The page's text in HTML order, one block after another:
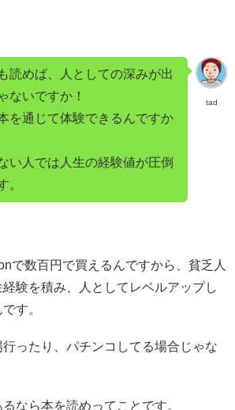
tad
読めば、人としての深みが出
ないですか！
を通じて体験できるんですか
い人では人生の経験値が圧倒
。
で数百円で買えるんですから、貧乏人
験を積み、人としてレベルアップし
す。
ったり、パチンコしてる場合じゃな
なら本を読めってことです。